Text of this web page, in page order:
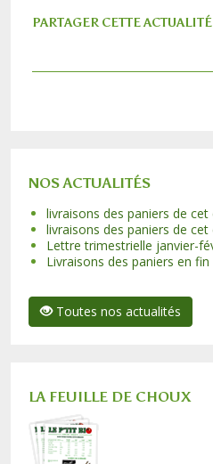
PARTAGER CETTE ACTUALITÉ
NOS ACTUALITÉS
livraisons des paniers de cet
livraisons des paniers de cet
Lettre trimestrielle janvier-
Livraisons des paniers en fin
Toutes nos actualités
LA FEUILLE DE CHOUX